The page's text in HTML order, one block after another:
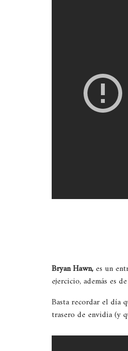
Bryan Hawn, es un
ejercicio, además es
Basta recordar el día
trasero de envidia (y